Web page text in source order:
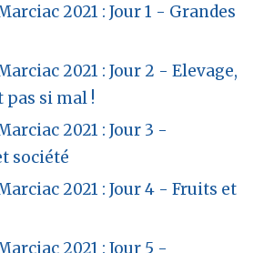
2021 : Jour 1 - Grandes
2021 : Jour 2 - Elevage,
si mal !
2021 : Jour 3 -
société
2021 : Jour 4 - Fruits et
2021 : Jour 5 -